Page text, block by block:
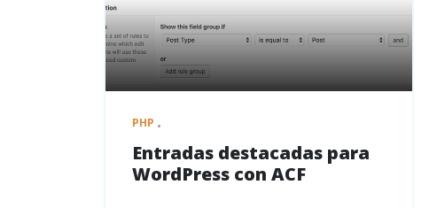
PHP
Entradas destacadas para
WordPress con ACF